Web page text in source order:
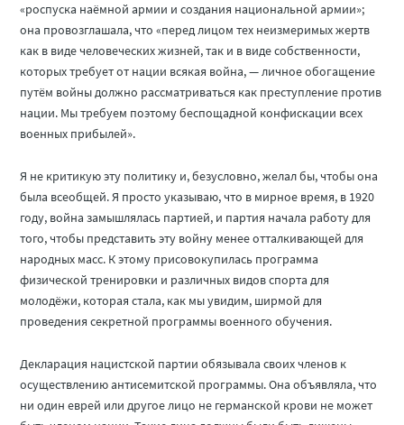
«роспуска наёмной армии и создания национальной армии»;
она провозглашала, что «перед лицом тех неизмеримых жертв
как в виде человеческих жизней, так и в виде собственности,
которых требует от нации всякая война, — личное обогащение
путём войны должно рассматриваться как преступление против
нации. Мы требуем поэтому беспощадной конфискации всех
военных прибылей».
Я не критикую эту политику и, безусловно, желал бы, чтобы она
была всеобщей. Я просто указываю, что в мирное время, в 1920
году, война замышлялась партией, и партия начала работу для
того, чтобы представить эту войну менее отталкивающей для
народных масс. К этому присовокупилась программа
физической тренировки и различных видов спорта для
молодёжи, которая стала, как мы увидим, ширмой для
проведения секретной программы военного обучения.
Декларация нацистской партии обязывала своих членов к
осуществлению антисемитской программы. Она объявляла, что
ни один еврей или другое лицо не германской крови не может